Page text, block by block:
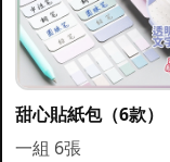
甜心貼紙包（6款）
一組 6張